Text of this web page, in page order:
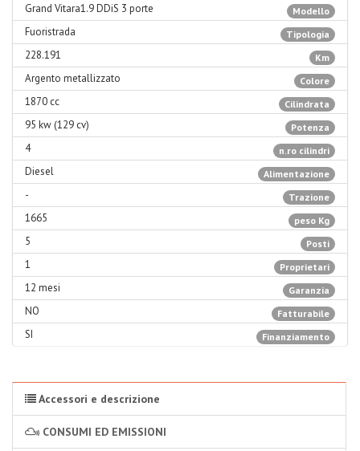
Modello
Grand Vitara1.9 DDiS 3 porte
Tipologia
Fuoristrada
Km
228.191
Colore
Argento metallizzato
Cilindrata
1870 cc
Potenza
95 kw (129 cv)
n.ro cilindri
4
Alimentazione
Diesel
Trazione
-
peso Kg
1665
Posti
5
Proprietari
1
Garanzia
12 mesi
Fatturabile
NO
Finanziamento
SI
Accessori e descrizione
CONSUMI ED EMISSIONI